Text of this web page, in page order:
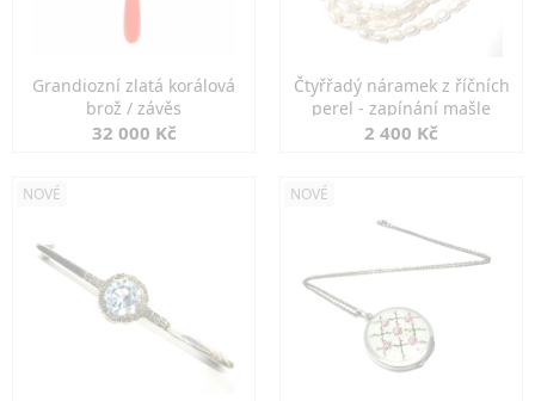
Grandiozní zlatá korálová
brož / závěs
32 000 Kč
Čtyřřadý náramek z říčních
perel - zapínání mašle
2 400 Kč
NOVÉ NOVÉ